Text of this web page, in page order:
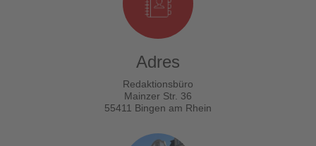
Adres
Redaktionsbüro
Mainzer Str. 36
55411 Bingen am Rhein